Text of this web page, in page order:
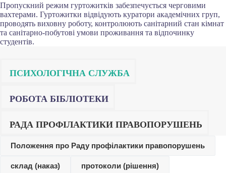
Пропускний режим гуртожитків забезпечується черговими
вахтерами. Гуртожитки відвідують куратори академічних груп,
проводять виховну роботу, контролюють санітарний стан кімнат
та санітарно-побутові умови проживання та відпочинку
студентів.
ПСИХОЛОГІЧНА СЛУЖБА
РОБОТА БІБЛІОТЕКИ
РАДА ПРОФІЛАКТИКИ ПРАВОПОРУШЕНЬ
Положення про Раду профілактики правопорушень
склад (наказ) протоколи (рішення)